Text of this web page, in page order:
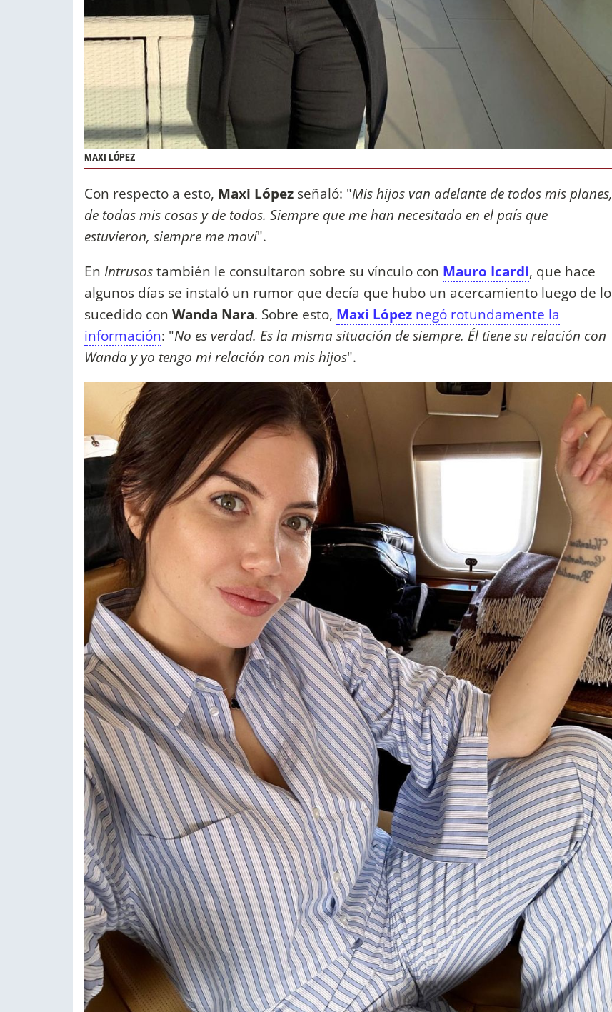
MAXI LÓPEZ
Con respecto a esto, Maxi López señaló: "Mis hijos van adelante de todos mis planes,
de todas mis cosas y de todos. Siempre que me han necesitado en el país que
estuvieron, siempre me moví".
En Intrusostambién le consultaron sobre su vínculo con Mauro Icardi, que hace
algunos días se instaló un rumor que decía que hubo un acercamiento luego de lo
sucedido con Wanda Nara. Sobre esto, Maxi López negó rotundamente la
información: "No es verdad. Es la misma situación de siempre. Él tiene su relación con
Wanda y yo tengo mi relación con mis hijos".